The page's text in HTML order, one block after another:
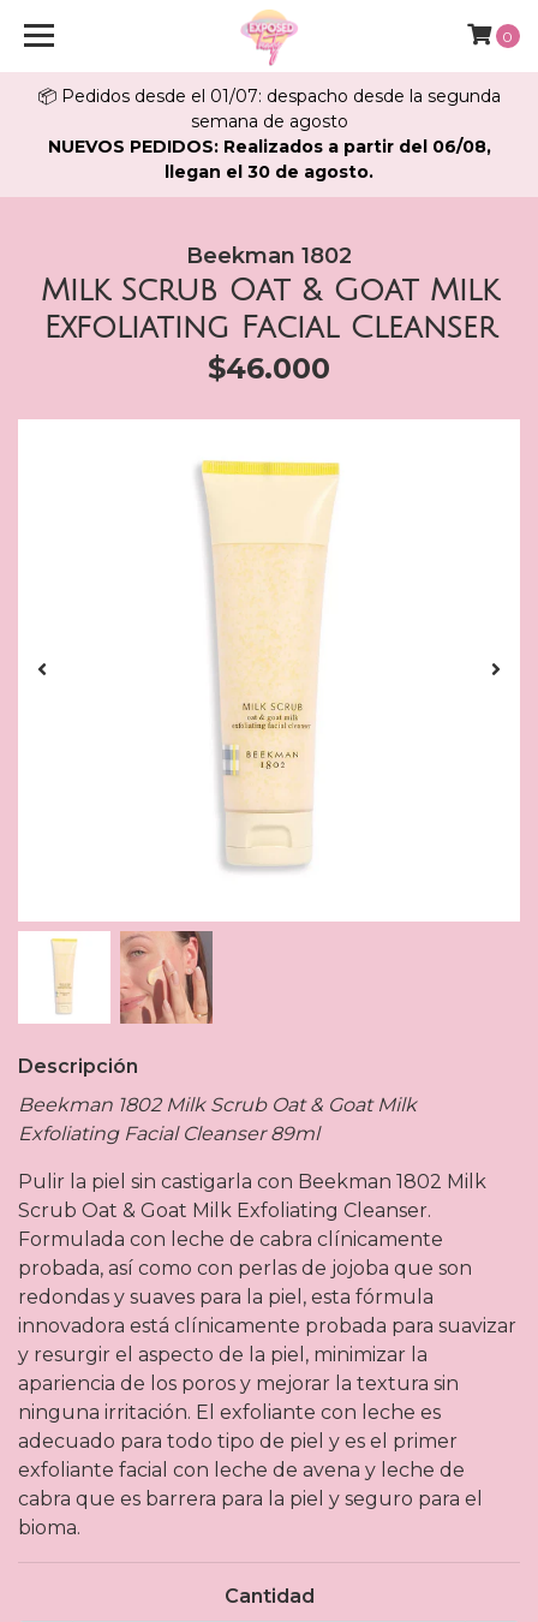
📦 Pedidos desde el 01/07: despacho desde la segunda
semana de agosto
NUEVOS PEDIDOS: Realizados a partir del 06/08,
llegan el 30 de agosto.
0
Beekman 1802
Milk Scrub Oat & Goat Milk
Exfoliating Facial Cleanser
$46.000
Descripción
Beekman 1802 Milk Scrub Oat & Goat Milk
Exfoliating Facial Cleanser 89ml
Pulir la piel sin castigarla con Beekman 1802 Milk
Scrub Oat & Goat Milk Exfoliating Cleanser.
Formulada con leche de cabra clínicamente
probada, así como con perlas de jojoba que son
redondas y suaves para la piel, esta fórmula
innovadora está clínicamente probada para suavizar
y resurgir el aspecto de la piel, minimizar la
apariencia de los poros y mejorar la textura sin
ninguna irritación. El exfoliante con leche es
adecuado para todo tipo de piel y es el primer
exfoliante facial con leche de avena y leche de
cabra que es barrera para la piel y seguro para el
bioma.
Cantidad